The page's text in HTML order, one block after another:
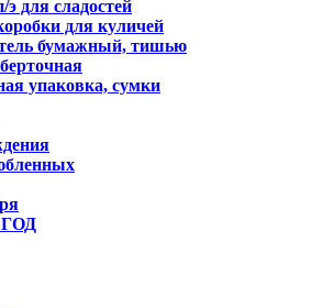
для сладостей
для куличей
бумажный, тишью
упаковка, сумки